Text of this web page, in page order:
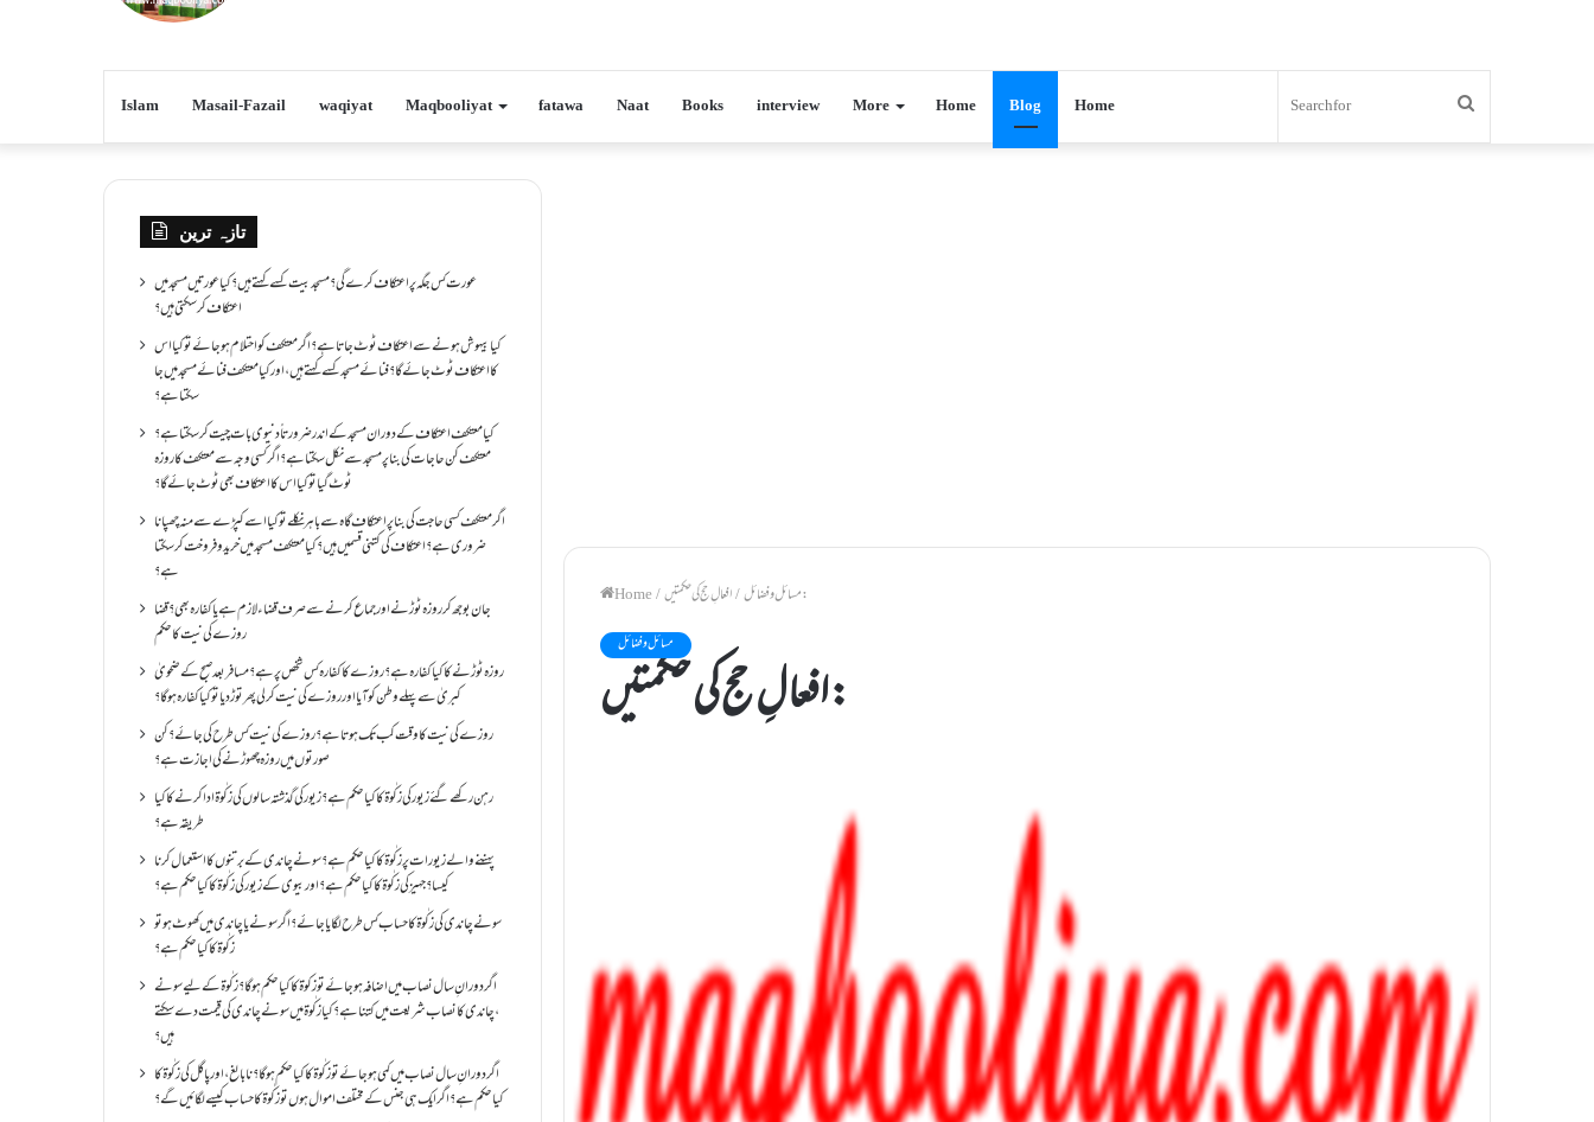
Islam Masail-Fazail waqiyat Maqbooliyat fatawa Naat Books interview More Home Blog Home
Home/ مسائل و فضائل/ افعالِ حج کی حکمتیں:
مسائل و فضائل
افعالِ حج کی حکمتیں:
تازہ ترین
عورت کس جگہ پر اعتکاف کرے گی؟مسجد بیت کسے کہتے ہیں؟کیا عورتیں مسجد میں
اعتکاف کر سکتی ہیں؟
کیا بیہوش ہونے سے اعتکاف ٹوٹ جاتا ہے؟ اگر معتکف کو احتلام ہو جائے تو کیا اس
کا اعتکاف ٹوٹ جائے گا؟فنائے مسجد کسے کہتے ہیں ، اور کیا معتکف فنائے مسجد میں جا
سکتا ہے؟
کیا معتکف اعتکاف کے دوران مسجد کے اندر ضرورتاً دنیوی بات چیت کر سکتا ہے؟
معتکف کن حاجات کی بنا پر مسجد سے نکل سکتا ہے؟ اگر کسی وجہ سے معتکف کا روزہ
ٹوٹ گیا تو کیا اس کا اعتکاف بھی ٹوٹ جائے گا؟
اگر معتکف کسی حاجت کی بنا پر اعتکاف گاہ سے باہر نکلے تو کیا اسے کپڑے سے منہ چھپانا
ضروری ہے؟اعتکاف کی کتنی قسمیں ہیں؟کیا معتکف مسجد میں خرید و فروخت کر سکتا
ہے؟
جان بوجھ کر روزہ ٹوڑنے اور جماع کرنے سے صرف قضاء لازم ہے یا کفارہ بھی؟ قضا
روزے کی نیت کا حکم
روزہ ٹوڑنے کا کیا کفارہ ہے؟روزے کا کفارہ کس شخص پر ہے؟ مسافر بعد صبح کے ضحویٰ
کبریٰ سے پہلے وطن کو آیا اور روزے کی نیت کر لی پھر توڑ دیا تو کیا کفارہ ہو گا؟
روزے کی نیت کا وقت کب تک ہوتا ہے؟ روزے کی نیت کس طرح کی جائے؟ کن
صورتوں میں روزہ چھوڑنے کی اجازت ہے؟
رہن رکھے گئے زیور کی زکٰوۃ کا کیا حکم ہے؟زیور کی گذشتہ سالوں کی زکٰوۃ ادا کرنے کا کیا
طریقہ ہے؟
پہننے والے زیورات پر زکٰوۃ کا کیا حکم ہے؟ سونے چاندی کے برتنوں کا استعمال کرنا
کیسا؟ جہیز کی زکٰوۃ کا کیا حکم ہے؟ اور بیوی کے زیور کی زکٰوۃ کا کیا حکم ہے؟
سونے چاندی کی زکٰوۃ کا حساب کس طرح لگایا جائے؟ اگر سونے یا چاندی میں کھوٹ ہو تو
زکٰوۃ کا کیا حکم ہے؟
اگر دورانِ سال نصاب میں اضافہ ہو جائے تو زکوۃ کا کیا حکم ہو گا؟ زکٰوۃ کے لیے سونے
،چاندی کا نصاب شریعت میں کتنا ہے؟ کیا زکٰوۃ میں سونے چاندی کی قیمت دے سکتے
ہیں؟
اگر دورانِ سال نصاب میں کمی ہو جائے تو زکٰوۃ کا کیا حکم ہو گا؟ نا بالغ ، اور پاگل کی زکٰوۃ کا
کیا حکم ہے؟ اگر ایک ہی جنس کے مختلف اموال ہوں تو زکٰوۃ کا حساب کیسے لگائیں گے؟